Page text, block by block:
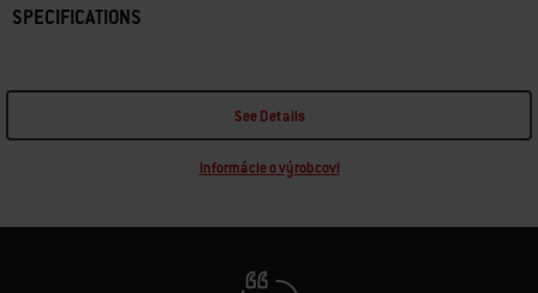
SPECIFICATIONS
See Details
Informácie o výrobcovi